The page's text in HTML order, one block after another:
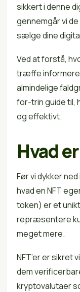
sikkert i denne
gennemgår vi
sælge dine
Ved at forstå,
træffe
almindelige
for-trin guide til,
og effektivt.
Hvad
Før vi dykker
hvad en NFT
token) er et
repræsentere
meget mere.
NFT’er er sikret
dem
kryptovalutaer